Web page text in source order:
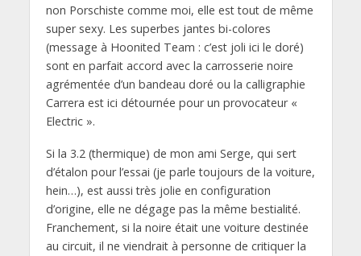
non Porschiste comme moi, elle est tout de même
super sexy. Les superbes jantes bi-colores
(message à Hoonited Team : c’est joli ici le doré)
sont en parfait accord avec la carrosserie noire
agrémentée d’un bandeau doré ou la calligraphie
Carrera est ici détournée pour un provocateur «
Electric ».
Si la 3.2 (thermique) de mon ami Serge, qui sert
d’étalon pour l’essai (je parle toujours de la voiture,
hein…), est aussi très jolie en configuration
d’origine, elle ne dégage pas la même bestialité.
Franchement, si la noire était une voiture destinée
au circuit, il ne viendrait à personne de critiquer la